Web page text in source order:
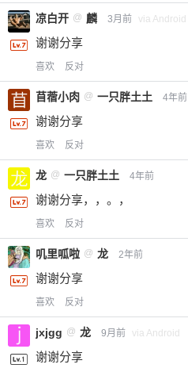
凉白开 @ 麟 3月前 via Android
谢谢分享
喜欢 反对
苜蓿小肉 @ 一只胖土土 4年前
谢谢分享
喜欢 反对
龙 @ 一只胖土土 4年前
谢谢分享，，。，
喜欢 反对
叽里呱啦 @ 龙 2年前
谢谢分享
喜欢 反对
jxjgg @ 龙 9月前 via Android
谢谢分享